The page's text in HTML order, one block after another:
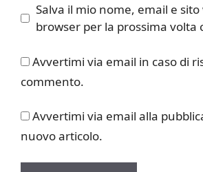
Salva il mio nome, email e
browser per la prossima volta
Avvertimi via email in caso di
commento.
Avvertimi via email alla
nuovo articolo.